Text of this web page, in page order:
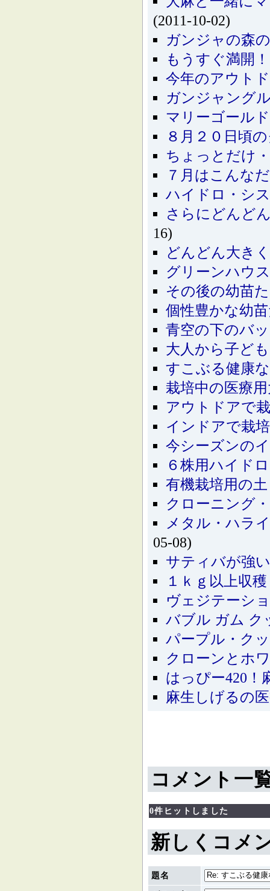
(2011-10-02)
ガンジャの森
もうすぐ満開！
今年のアウト
ガンジャング
マリーゴール
８月２０日頃
ちょっとだけ
７月はこんな
ハイドロ・シ
さらにどんど
16)
どんどん大き
グリーンハウ
その後の幼苗
個性豊かな幼
青空の下のバ
大人から子ど
すこぶる健康
栽培中の医療
アウトドアで
インドアで栽
今シーズンの
６株用ハイド
有機栽培用の
クローニング
メタル・ハラ
05-08)
サティバが強
１ｋｇ以上収
ヴェジテーシ
バブル ガム ク
パープル・ク
クローンとホ
はっぴー420！
麻生しげるの
コメント一
0件ヒットしました
新しくコメ
題名